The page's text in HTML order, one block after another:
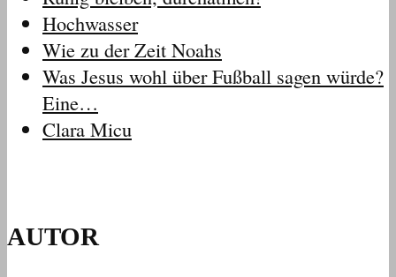
Hochwasser
Wie zu der Zeit Noahs
Was Jesus wohl über Fußball sagen würde?
Eine…
Clara Micu
AUTOR